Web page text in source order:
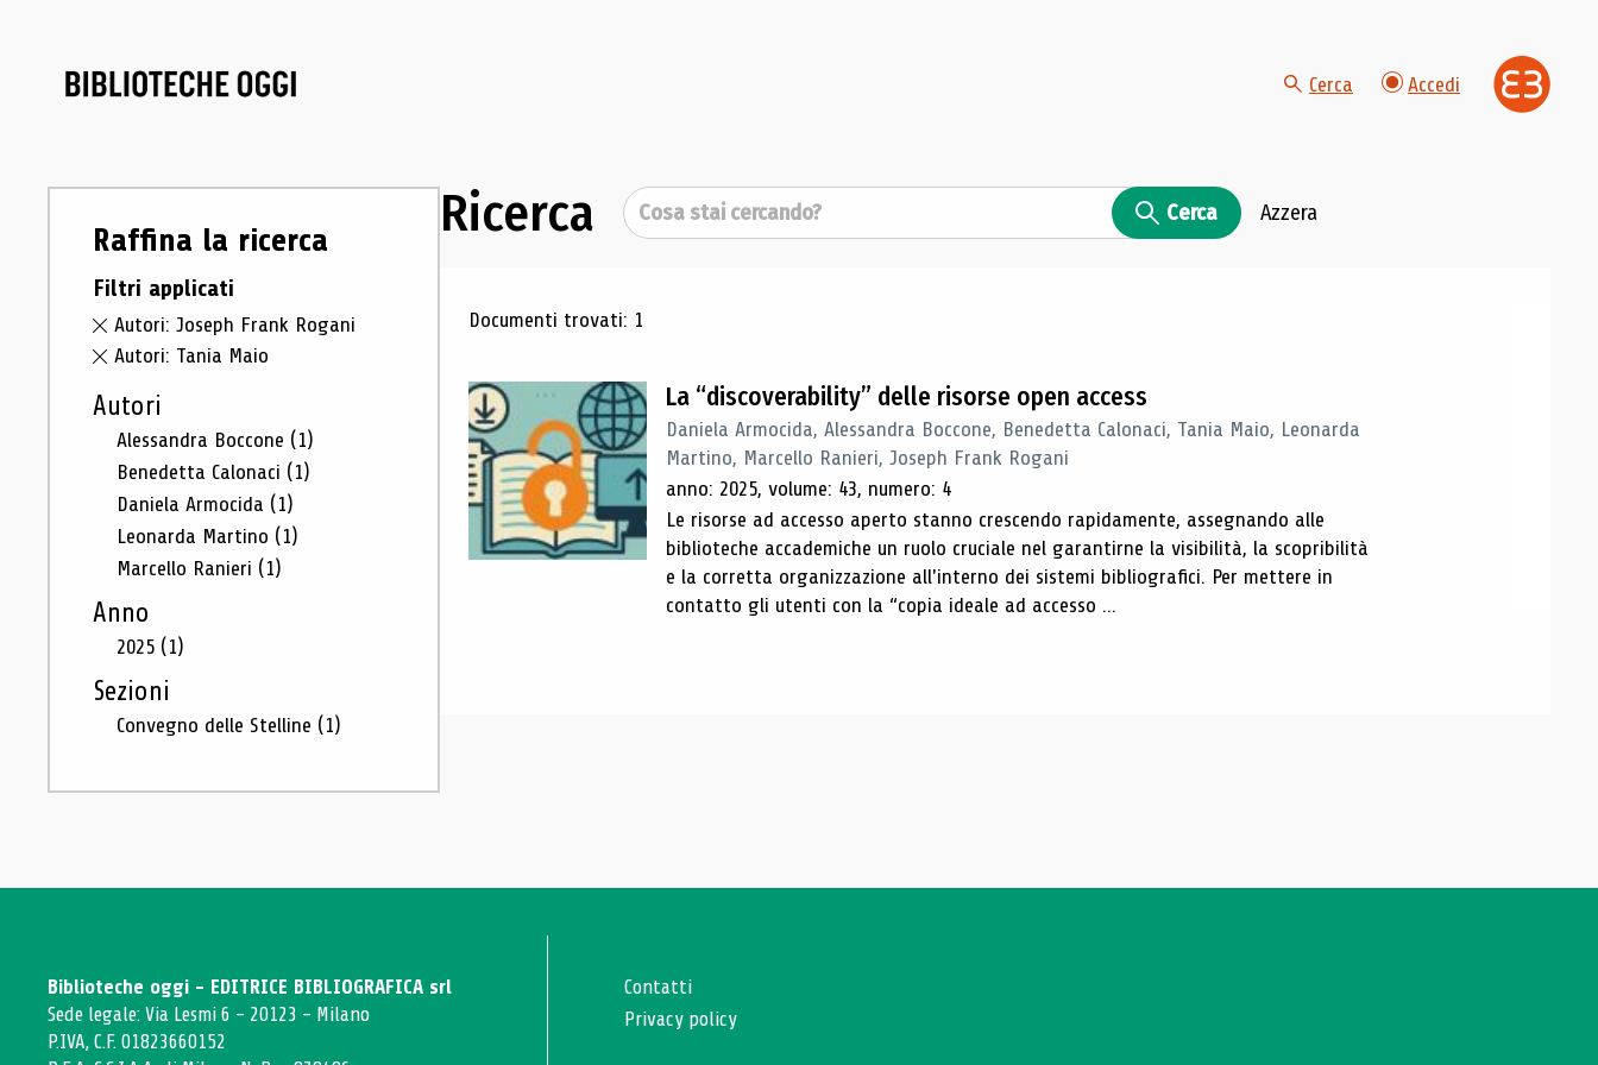
Cerca Accedi
Raffina la ricerca
Filtri applicati
Autori: Joseph Frank Rogani
Autori: Tania Maio
Autori
Alessandra Boccone (1)
Benedetta Calonaci (1)
Daniela Armocida (1)
Leonarda Martino (1)
Marcello Ranieri (1)
Anno
2025 (1)
Sezioni
Convegno delle Stelline (1)
Ricerca Cerca Cerca Azzera
Risultati di ricerca
Documenti trovati: 1
La “discoverability” delle risorse open access
Daniela Armocida, Alessandra Boccone, Benedetta Calonaci, Tania Maio, Leonarda
Martino, Marcello Ranieri, Joseph Frank Rogani
anno: 2025, volume: 43, numero: 4
Le risorse ad accesso aperto stanno crescendo rapidamente, assegnando alle
biblioteche accademiche un ruolo cruciale nel garantirne la visibilità, la scopribilità
e la corretta organizzazione all'interno dei sistemi bibliografici. Per mettere in
contatto gli utenti con la “copia ideale ad accesso ...
Biblioteche oggi - EDITRICE BIBLIOGRAFICA srl
Sede legale: Via Lesmi 6 - 20123 - Milano
P.IVA, C.F. 01823660152
Contatti
Privacy policy